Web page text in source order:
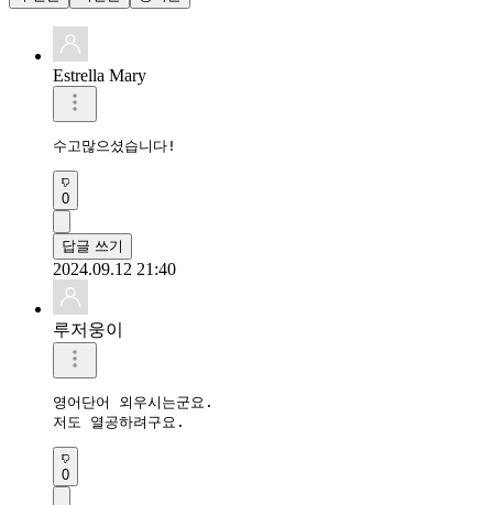
Estrella Mary
수고많으셨습니다!
0
답글 쓰기
2024.09.12 21:40
루저웅이
영어단어 외우시는군요.
저도 열공하려구요.
0